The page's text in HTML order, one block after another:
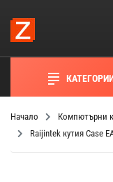
Начало Компютърни
Raijintek кутия Case